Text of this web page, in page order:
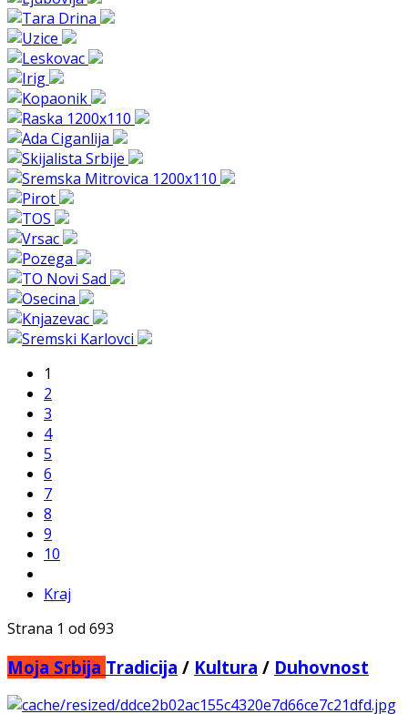
1
2
3
4
5
6
7
8
9
10
Kraj
Strana 1 od 693
Moja Srbija Tradicija / Kultura / Duhovnost